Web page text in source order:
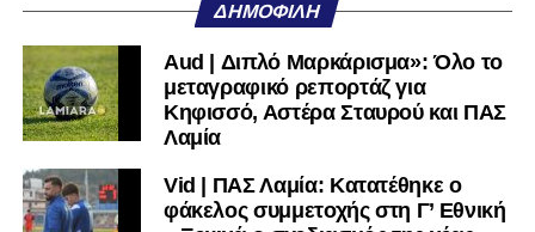
ΔΗΜΟΦΙΛΉ
Aud | Διπλό Μαρκάρισμα»: Όλο το
μεταγραφικό ρεπορτάζ για
Κηφισσό, Αστέρα Σταυρού και ΠΑΣ
Λαμία
Vid | ΠΑΣ Λαμία: Κατατέθηκε ο
φάκελος συμμετοχής στη Γ’ Εθνική